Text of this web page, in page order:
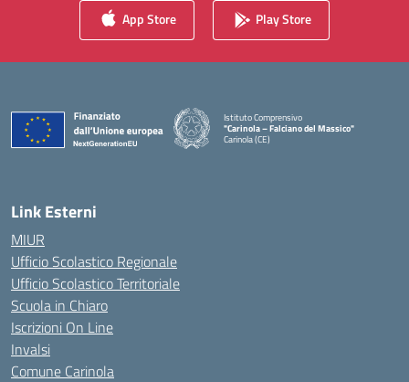
App Store Play Store
Istituto Comprensivo
"Carinola – Falciano del Massico"
Carinola (CE)
Link Esterni
MIUR
Ufficio Scolastico Regionale
Ufficio Scolastico Territoriale
Scuola in Chiaro
Iscrizioni On Line
Invalsi
Comune Carinola